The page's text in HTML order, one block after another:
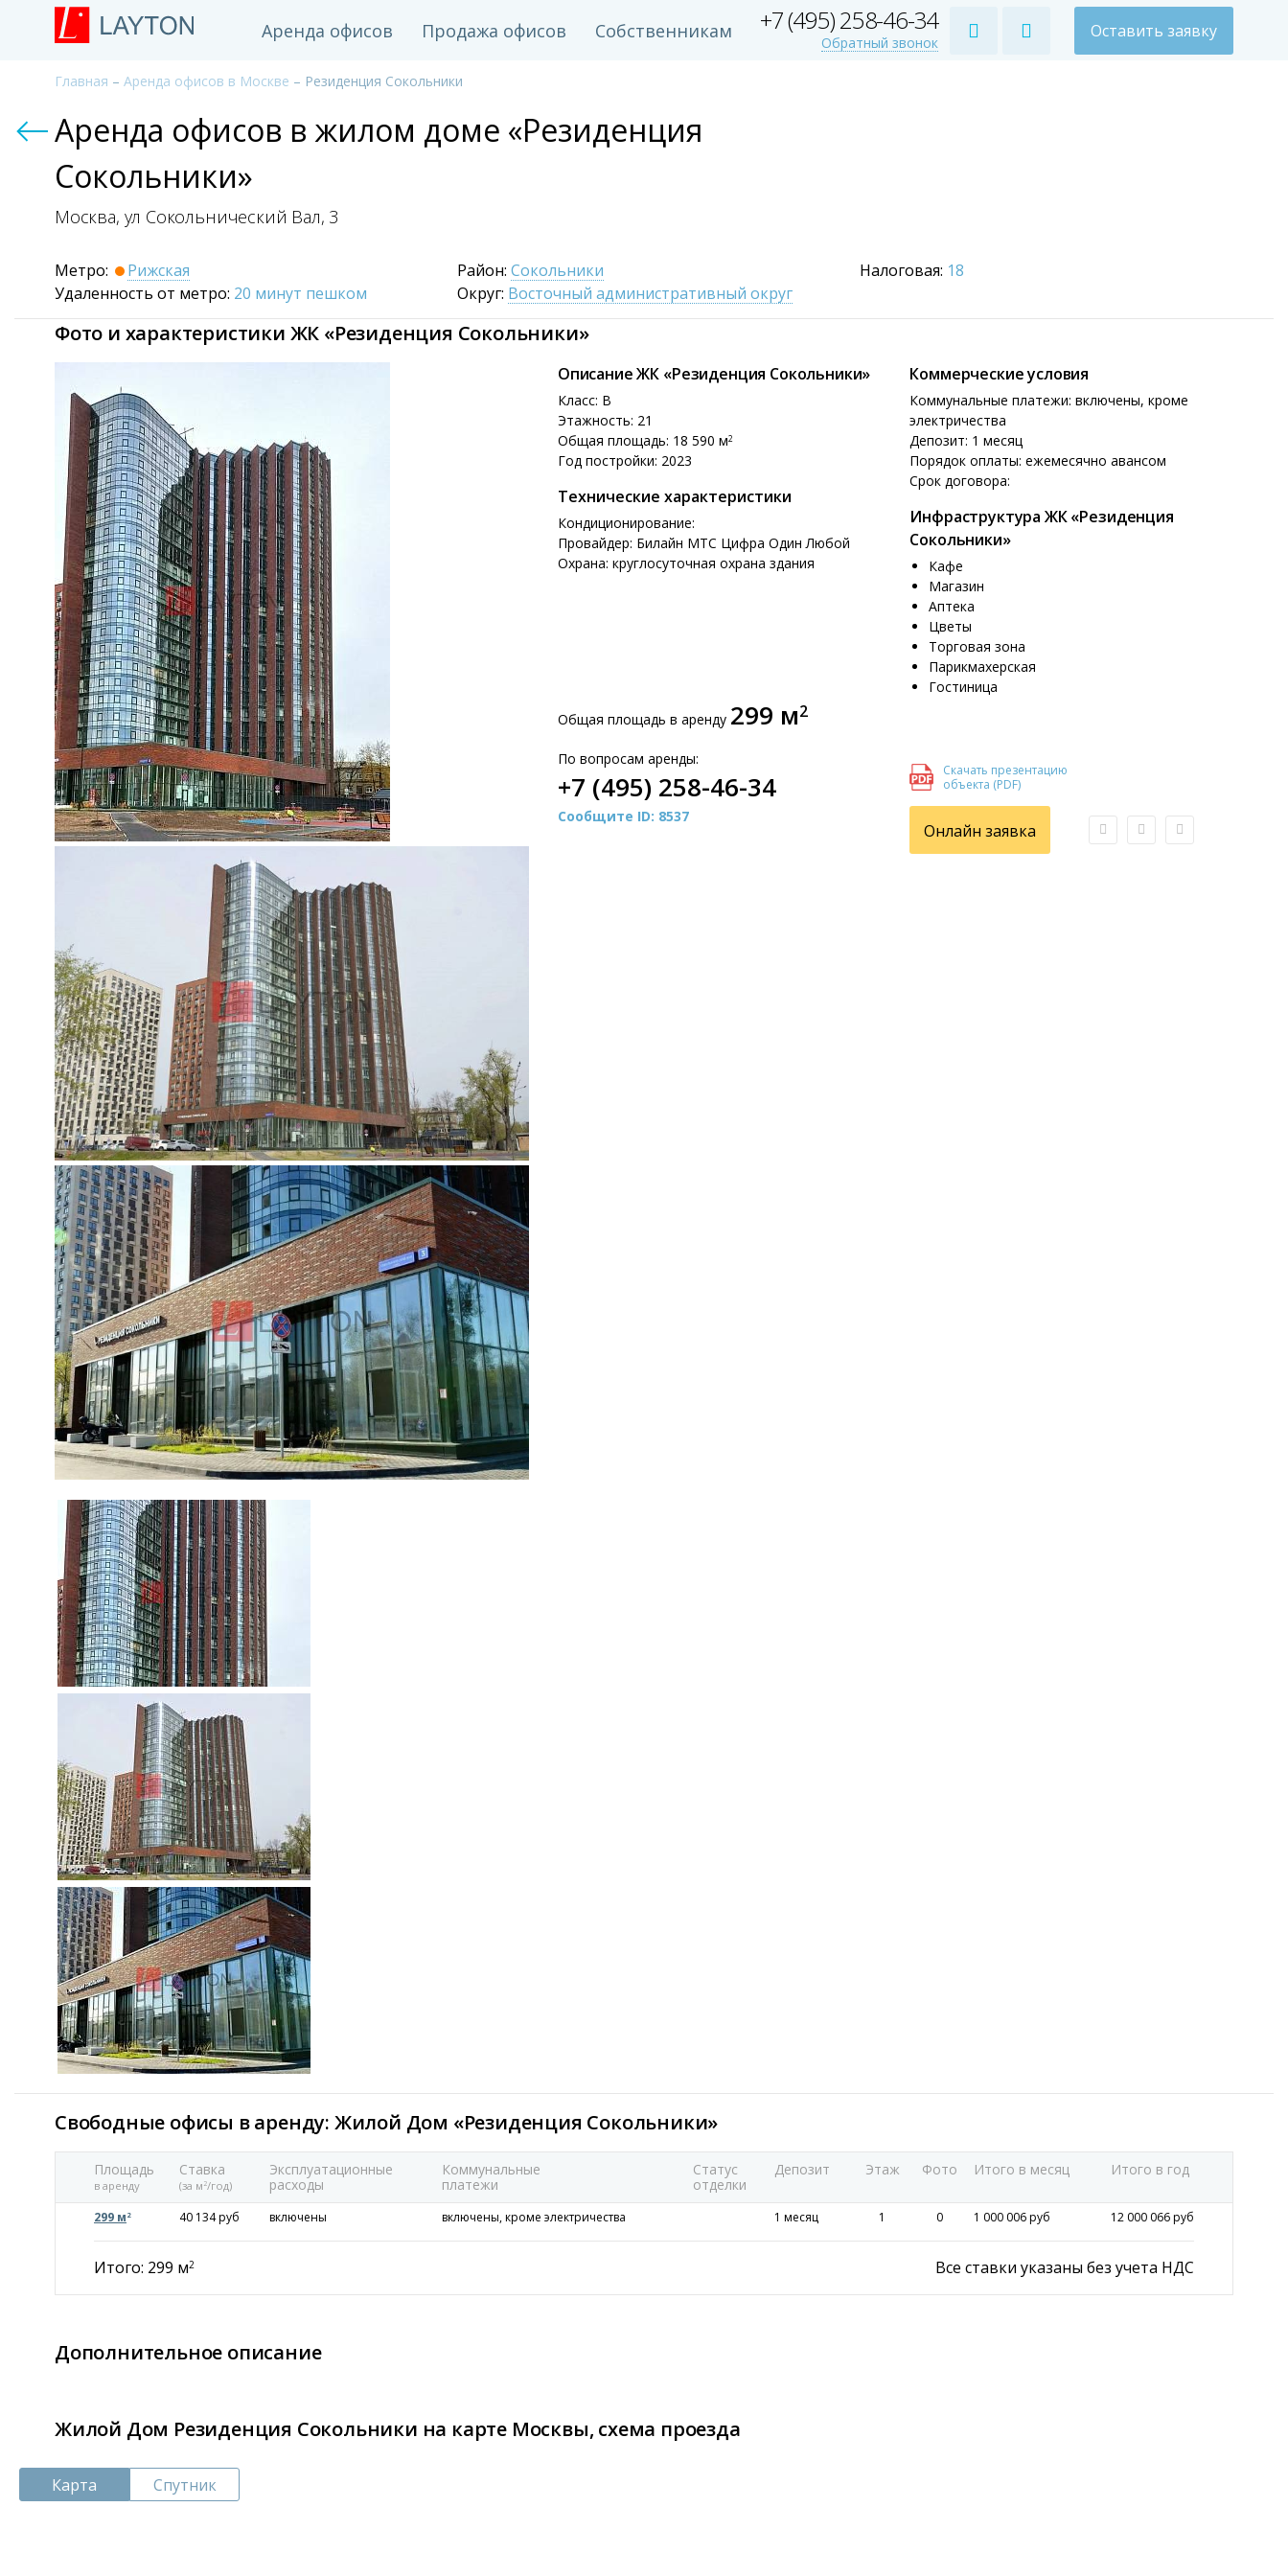
Аренда офисов Продажа офисов Собственникам +7 (495) 258-46-34
Обратный звонок
Оставить заявку
Главная – Аренда офисов в Москве – Резиденция Сокольники
Аренда офисов в жилом доме «Резиденция
Сокольники»
Москва, ул Сокольнический Вал, 3
Метро:
Рижская
Удаленность от метро: 20 минут пешком
Район: Сокольники
Округ: Восточный административный округ
Налоговая: 18
Фото и характеристики ЖК «Резиденция Сокольники»
Описание ЖК «Резиденция Сокольники»
Класс: B
Этажность: 21
Общая площадь: 18 590 м2
Год постройки: 2023
Технические характеристики
Кондиционирование:
Провайдер: Билайн МТС Цифра Один Любой
Охрана: круглосуточная охрана здания
Коммерческие условия
Коммунальные платежи: включены, кроме
электричества
Депозит: 1 месяц
Порядок оплаты: ежемесячно авансом
Срок договора:
Инфраструктура ЖК «Резиденция
Сокольники»
Кафе
Магазин
Аптека
Цветы
Торговая зона
Парикмахерская
Гостиница
Общая площадь в аренду 299 м2
По вопросам аренды:
+7 (495) 258-46-34
Сообщите ID: 8537
Скачать презентацию
объекта (PDF)
Онлайн заявка
Свободные офисы в аренду: Жилой Дом «Резиденция Сокольники»
Площадь
в аренду
Ставка
(за м 2/год)
Эксплуатационные
расходы
Коммунальные
платежи
Статус
отделки
Депозит Этаж Фото Итого в месяц Итого в год
299 м 2 40 134 руб включены включены, кроме электричества 1 месяц 1 0 1 000 006 руб 12 000 066 руб
Итого: 299 м2 Все ставки указаны без учета НДС
Дополнительное описание
Жилой Дом Резиденция Сокольники на карте Москвы, схема проезда
Карта Спутник